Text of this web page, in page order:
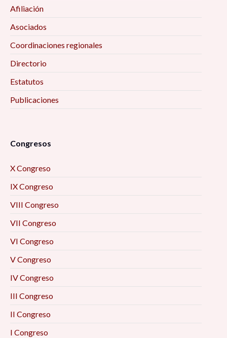
Afiliación
Asociados
Coordinaciones regionales
Directorio
Estatutos
Publicaciones
Congresos
X Congreso
IX Congreso
VIII Congreso
VII Congreso
VI Congreso
V Congreso
IV Congreso
III Congreso
II Congreso
I Congreso